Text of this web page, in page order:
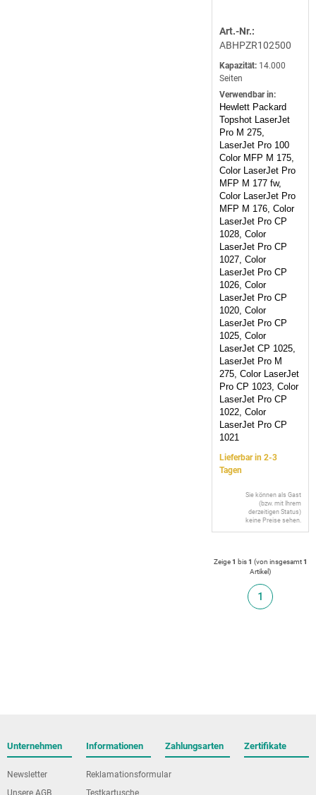
Art.-Nr.:
ABHPZR102500
Kapazität: 14.000
Seiten
Verwendbar in:
Hewlett Packard
Topshot LaserJet
Pro M 275,
LaserJet Pro 100
Color MFP M 175,
Color LaserJet Pro
MFP M 177 fw,
Color LaserJet Pro
MFP M 176, Color
LaserJet Pro CP
1028, Color
LaserJet Pro CP
1027, Color
LaserJet Pro CP
1026, Color
LaserJet Pro CP
1020, Color
LaserJet Pro CP
1025, Color
LaserJet CP 1025,
LaserJet Pro M
275, Color LaserJet
Pro CP 1023, Color
LaserJet Pro CP
1022, Color
LaserJet Pro CP
1021
Lieferbar in 2-3
Tagen
Sie können als Gast
(bzw. mit Ihrem
derzeitigen Status)
keine Preise sehen.
Zeige1 bis1 (von insgesamt1
Artikel)
1
Unternehmen
Newsletter
Informationen
Reklamationsformular
Zahlungsarten Zertifikate